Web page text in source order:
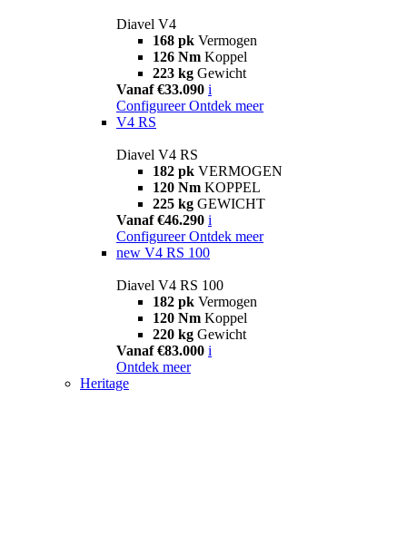
Diavel V4
168 pk Vermogen
126 Nm Koppel
223 kg Gewicht
Vanaf €33.090 i
Configureer Ontdek meer
V4 RS
Diavel V4 RS
182 pk VERMOGEN
120 Nm KOPPEL
225 kg GEWICHT
Vanaf €46.290 i
Configureer Ontdek meer
new V4 RS 100
Diavel V4 RS 100
182 pk Vermogen
120 Nm Koppel
220 kg Gewicht
Vanaf €83.000 i
Ontdek meer
Heritage